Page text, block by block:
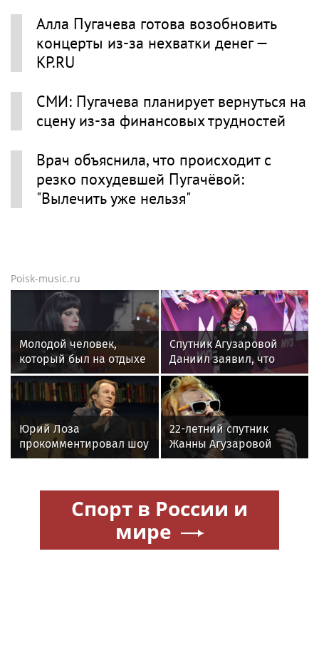
Алла Пугачева готова возобновить
концерты из-за нехватки денег —
KP.RU
СМИ: Пугачева планирует вернуться на
сцену из-за финансовых трудностей
Врач объяснила, что происходит с
резко похудевшей Пугачёвой:
"Вылечить уже нельзя"
Poisk-music.ru
Молодой человек,
который был на отдыхе
с Агузаровой, опроверг
роман с певицей
Спутник Агузаровой
Даниил заявил, что
решал рабочие
вопросы с певицей в
отеле
Юрий Лоза
прокомментировал шоу
Димы Билана словами
22-летний спутник
Жанны Агузаровой
опроверг роман с
Спорт в России и
мире